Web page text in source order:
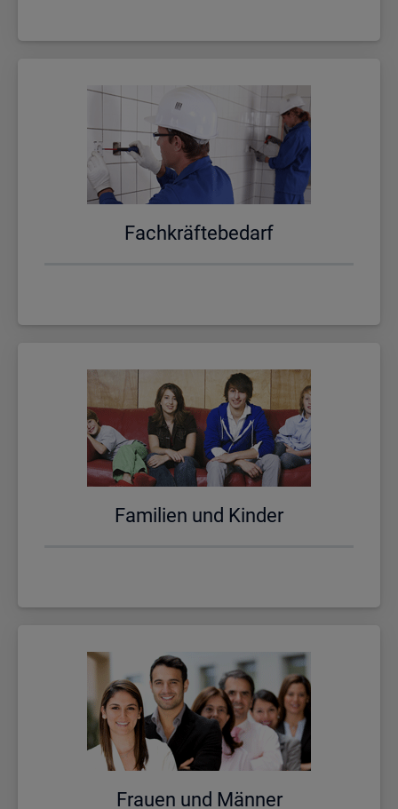
Fach­kräf­te­be­darf
Fa­mi­li­en und Kin­der
Frau­en und Män­ner